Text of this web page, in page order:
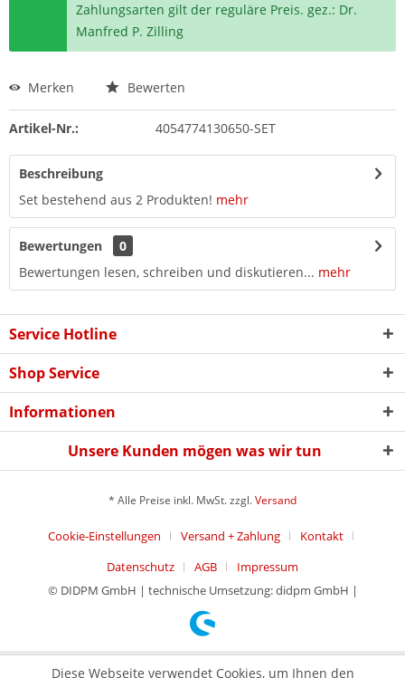
Zahlungsarten gilt der reguläre Preis. gez.: Dr.
Manfred P. Zilling
Merken Bewerten
Artikel-Nr.: 4054774130650-SET
Beschreibung
Set bestehend aus 2 Produkten! mehr
Bewertungen
0
Bewertungen lesen, schreiben und diskutieren... mehr
Service Hotline
Shop Service
Informationen
Unsere Kunden mögen was wir tun
* Alle Preise inkl. MwSt. zzgl.Versand
Cookie-Einstellungen Versand + Zahlung
Kontakt
Datenschutz
AGB
Impressum
© DIDPM GmbH | technische Umsetzung: didpm GmbH |
Diese Webseite verwendet Cookies, um Ihnen den